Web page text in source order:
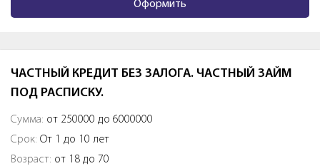
Оформить
ЧАСТНЫЙ КРЕДИТ БЕЗ ЗАЛОГА. ЧАСТНЫЙ ЗАЙМ
ПОД РАСПИСКУ.
Сумма: от 250000 до 6000000
Срок: От 1 до 10 лет
Возраст: от 18 до 70